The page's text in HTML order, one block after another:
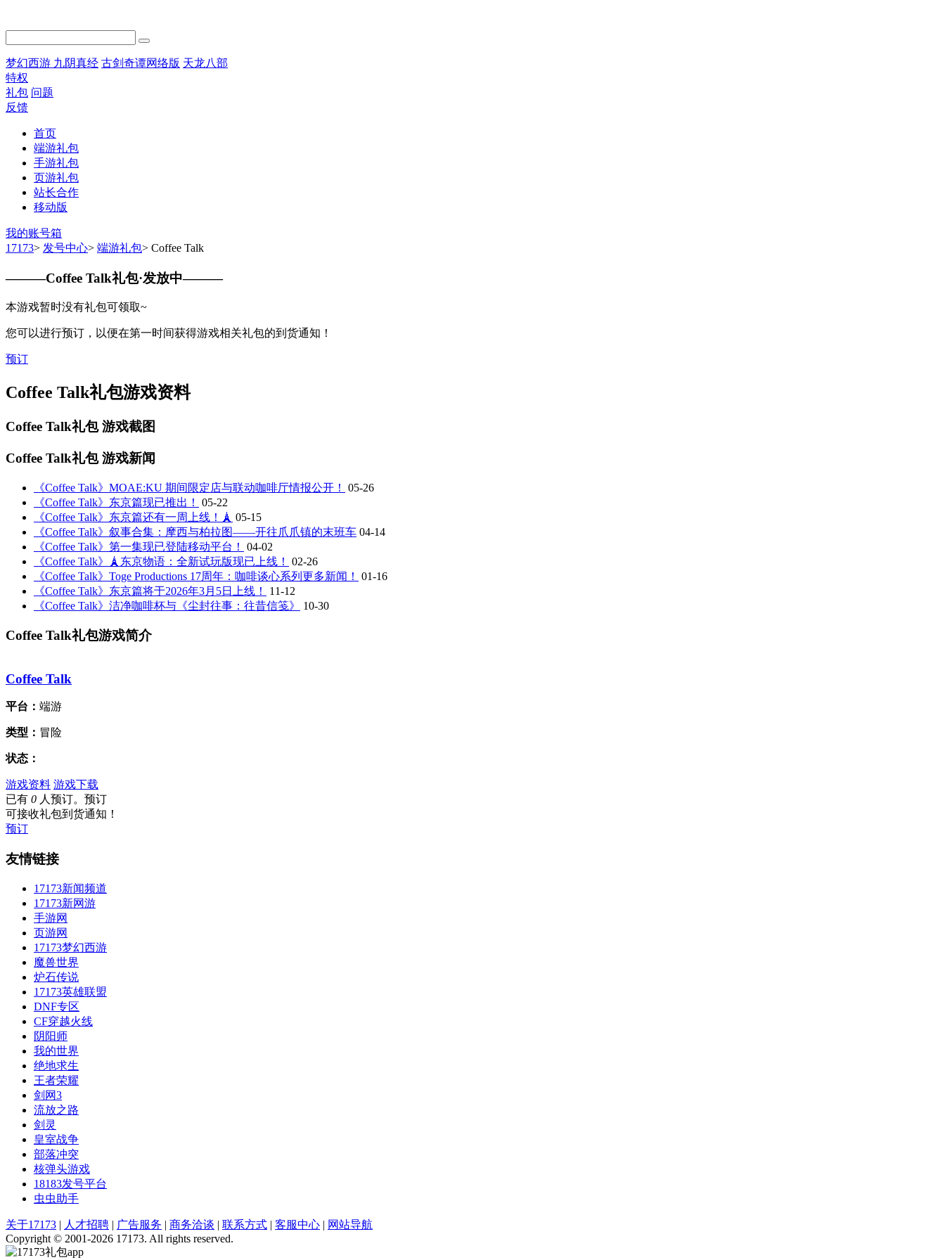
梦幻西游 九阴真经 古剑奇谭网络版 天龙八部
特权
礼包 问题
反馈
首页
端游礼包
手游礼包
页游礼包
站长合作
移动版
我的账号箱
17173> 发号中心> 端游礼包> Coffee Talk
———Coffee Talk礼包·发放中———
本游戏暂时没有礼包可领取~
您可以进行预订，以便在第一时间获得游戏相关礼包的到货通知！
预订
Coffee Talk礼包游戏资料
Coffee Talk礼包游戏截图
Coffee Talk礼包游戏新闻
《Coffee Talk》MOAE:KU 期间限定店与联动咖啡厅情报公开！
05-26
《Coffee Talk》东京篇现已推出！
05-22
《Coffee Talk》东京篇还有一周上线！🗼 05-15
《Coffee Talk》叙事合集：摩西与柏拉图——开往爪爪镇的末班车 04-14
《Coffee Talk》第一集现已登陆移动平台！
04-02
《Coffee Talk》🗼东京物语：全新试玩版现已上线！
02-26
《Coffee Talk》Toge Productions 17周年：咖啡谈心系列更多新闻！
01-16
《Coffee Talk》东京篇将于2026年3月5日上线！
11-12
《Coffee Talk》洁净咖啡杯与《尘封往事：往昔信笺》
10-30
Coffee Talk礼包游戏简介
Coffee Talk
平台： 端游
类型： 冒险
状态：
游戏资料 游戏下载
已有 0 人预订。预订
可接收礼包到货通知！
预订
友情链接
17173新闻频道
17173新网游
手游网
页游网
17173梦幻西游
魔兽世界
炉石传说
17173英雄联盟
DNF专区
CF穿越火线
阴阳师
我的世界
绝地求生
王者荣耀
剑网3
流放之路
剑灵
皇室战争
部落冲突
核弹头游戏
18183发号平台
虫虫助手
关于17173 | 人才招聘 | 广告服务 | 商务洽谈 | 联系方式 | 客服中心 | 网站导航
Copyright © 2001-2026 17173. All rights reserved.